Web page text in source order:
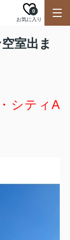
お気に入り
0
室出ま
シティA